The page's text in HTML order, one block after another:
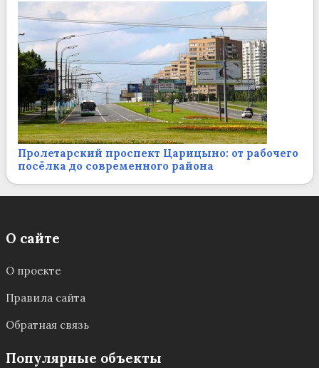
Пролетарский проспект Царицыно: от рабочего
посёлка до современного района
О сайте
О проекте
Правила сайта
Обратная связь
Популярные объекты